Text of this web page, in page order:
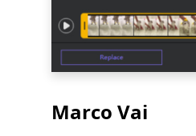
Marco Vai